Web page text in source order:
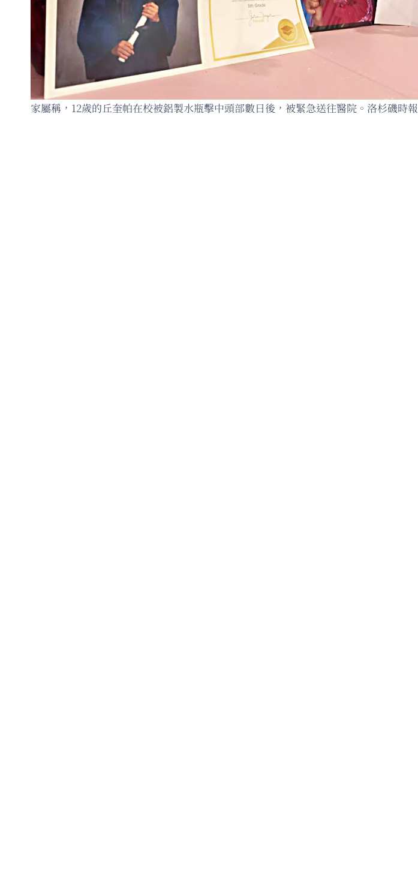
家屬稱，12歲的丘奎帕在校被鋁製水瓶擊中頭部數日後，被緊急送往醫院。洛杉磯時報